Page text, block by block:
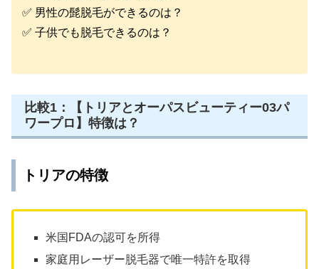
✅ 男性の髭脱毛ができるのは？
✅ 子供でも脱毛できるのは？
比較1：【トリアとオーパスビューティー03パ
ワープロ】特徴は？
トリアの特徴
米国FDAの認可を所得
家庭用レーザー脱毛器で唯一特許を取得